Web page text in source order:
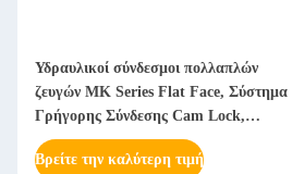
Υδραυλικοί σύνδεσμοι πολλαπλών
ζευγών MK Series Flat Face, Σύστημα
Γρήγορης Σύνδεσης Cam Lock,
Πρότυπο ISO
Βρείτε την καλύτερη τιμή